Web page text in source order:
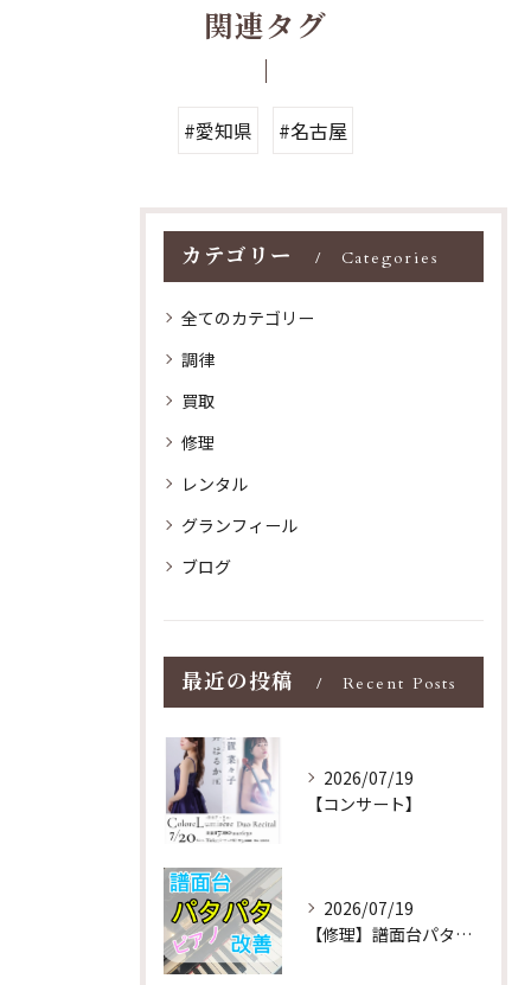
関連タグ
#愛知県 #名古屋
カテゴリー Categories
全てのカテゴリー
調律
買取
修理
レンタル
グランフィール
ブログ
最近の投稿 Recent Posts
2026/07/19
【コンサート】
2026/07/19
【修理】譜面台パタパタを改善！ストレス解消！